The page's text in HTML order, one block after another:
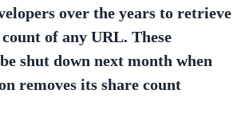
over the years to retrieve
of any URL. These
shut down next month when
removes its share count